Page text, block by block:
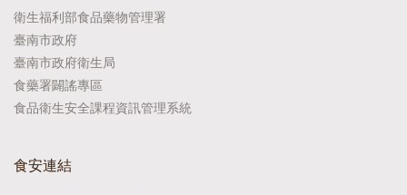
衛生福利部食品藥物管理署
臺南市政府
臺南市政府衛生局
食藥署闢謠專區
食品衛生安全課程資訊管理系統
食安連結